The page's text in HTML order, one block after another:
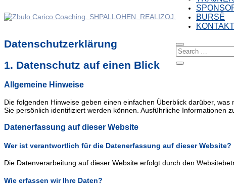
BURSË
Datenschutz­erklärung
1. Datenschutz auf einen Blick
Allgemeine Hinweise
Die folgenden Hinweise geben einen einfachen Überblick darüber,
Sie persönlich identifiziert werden können. Ausführliche Informationen
Datenerfassung auf dieser Website
Wer ist verantwortlich für die Datenerfassung auf dieser Website?
Die Datenverarbeitung auf dieser Website erfolgt durch den
Wie erfassen wir Ihre Daten?